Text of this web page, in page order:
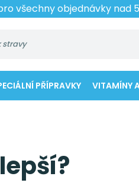
všechny objednávky nad
PŘÍPRAVKY VITAMÍNY